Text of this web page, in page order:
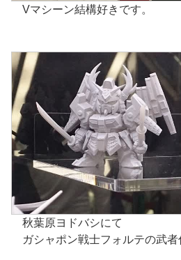
Vマシーン結構好きです。
秋葉原ヨドバシにて
ガシャポン戦士フォルテの武者